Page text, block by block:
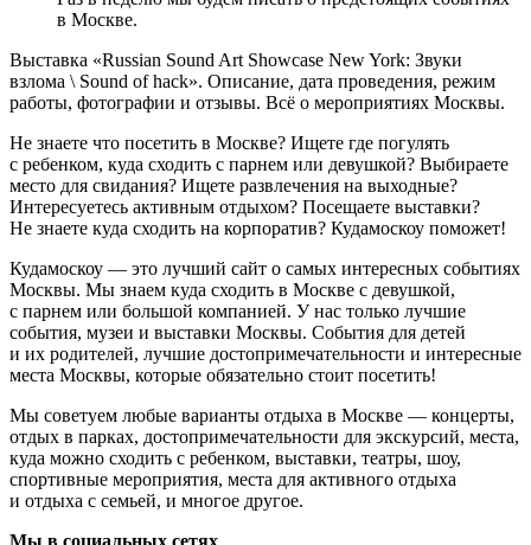
в Москве.
Выставка «Russian Sound Art Showcase New York: Звуки
взлома \ Sound of hack». Описание, дата проведения, режим
работы, фотографии и отзывы. Всё о мероприятиях Москвы.
Не знаете что посетить в Москве? Ищете где погулять
с ребенком, куда сходить с парнем или девушкой? Выбираете
место для свидания? Ищете развлечения на выходные?
Интересуетесь активным отдыхом? Посещаете выставки?
Не знаете куда сходить на корпоратив? Кудамоскоу поможет!
Кудамоскоу — это лучший сайт о самых интересных событиях
Москвы. Мы знаем куда сходить в Москве с девушкой,
с парнем или большой компанией. У нас только лучшие
события, музеи и выставки Москвы. События для детей
и их родителей, лучшие достопримечательности и интересные
места Москвы, которые обязательно стоит посетить!
Мы советуем любые варианты отдыха в Москве — концерты,
отдых в парках, достопримечательности для экскурсий, места,
куда можно сходить с ребенком, выставки, театры, шоу,
спортивные мероприятия, места для активного отдыха
и отдыха с семьей, и многое другое.
Мы в социальных сетях